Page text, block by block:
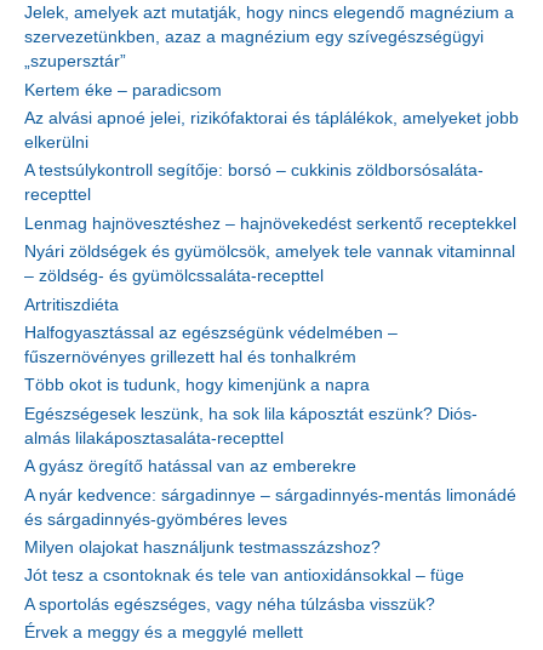
Jelek, amelyek azt mutatják, hogy nincs elegendő magnézium a
szervezetünkben, azaz a magnézium egy szívegészségügyi
„szupersztár”
Kertem éke – paradicsom
Az alvási apnoé jelei, rizikófaktorai és táplálékok, amelyeket jobb
elkerülni
A testsúlykontroll segítője: borsó – cukkinis zöldborsósaláta-
recepttel
Lenmag hajnövesztéshez – hajnövekedést serkentő receptekkel
Nyári zöldségek és gyümölcsök, amelyek tele vannak vitaminnal
– zöldség- és gyümölcssaláta-recepttel
Artritiszdiéta
Halfogyasztással az egészségünk védelmében –
fűszernövényes grillezett hal és tonhalkrém
Több okot is tudunk, hogy kimenjünk a napra
Egészségesek leszünk, ha sok lila káposztát eszünk? Diós-
almás lilakáposztasaláta-recepttel
A gyász öregítő hatással van az emberekre
A nyár kedvence: sárgadinnye – sárgadinnyés-mentás limonádé
és sárgadinnyés-gyömbéres leves
Milyen olajokat használjunk testmasszázshoz?
Jót tesz a csontoknak és tele van antioxidánsokkal – füge
A sportolás egészséges, vagy néha túlzásba visszük?
Érvek a meggy és a meggylé mellett